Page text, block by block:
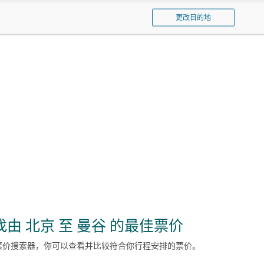
口
泰
航
空
更改目的地
由 北京 至 曼谷 的最佳票价
搜索器，你可以查看并比较符合你行程安排的票价。